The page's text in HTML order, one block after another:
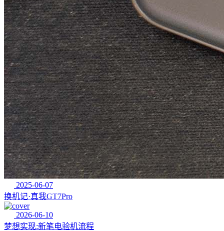
2025-06-07
换机记·真我GT7Pro
2026-06-10
梦想实现:新笔电验机流程